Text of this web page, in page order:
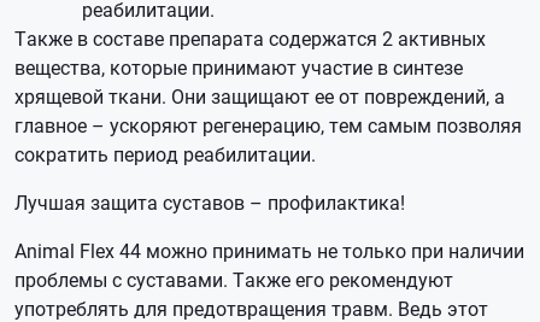
реабилитации.
Также в составе препарата содержатся 2 активных
вещества, которые принимают участие в синтезе
хрящевой ткани. Они защищают ее от повреждений, а
главное – ускоряют регенерацию, тем самым позволяя
сократить период реабилитации.
Лучшая защита суставов – профилактика!
Animal Flex 44 можно принимать не только при наличии
проблемы с суставами. Также его рекомендуют
употреблять для предотвращения травм. Ведь этот